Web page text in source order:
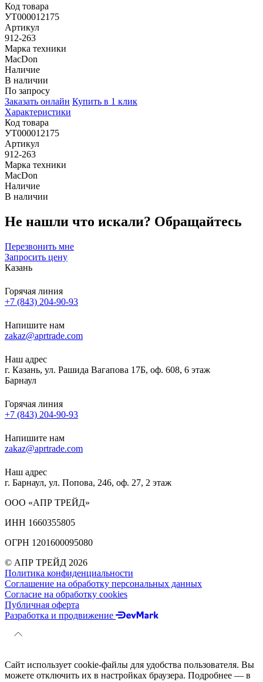
Код товара
УТ000012175
Артикул
912-263
Марка техники
MacDon
Наличие
В наличии
По запросу
Заказать онлайн Купить в 1 клик
Характеристики
Код товара
УТ000012175
Артикул
912-263
Марка техники
MacDon
Наличие
В наличии
Не нашли что искали? Обращайтесь
Перезвонить мне
Запросить цену
Казань
Горячая линия
+7 (843) 204-90-93
Напишите нам
zakaz@aprtrade.com
Наш адрес
г. Казань, ул. Рашида Вагапова 17Б, оф. 608, 6 этаж
Барнаул
Горячая линия
+7 (843) 204-90-93
Напишите нам
zakaz@aprtrade.com
Наш адрес
г. Барнаул, ул. Попова, 246, оф. 27, 2 этаж
ООО «АПР ТРЕЙД»
ИНН 1660355805
ОГРН 1201600095080
© АПР ТРЕЙД 2026
Политика конфиденциальности
Соглашение на обработку персональных данных
Согласие на обработку cookies
Публичная оферта
Разработка и продвижение
Сайт использует cookie-файлы для удобства пользователя. Вы
можете отключить их в настройках браузера. Подробнее — в